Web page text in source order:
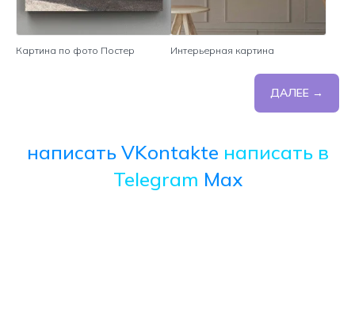
Картина по фото Постер Интерьерная картина
ДАЛЕЕ →
написать VKontakte написать в
Telegram Max